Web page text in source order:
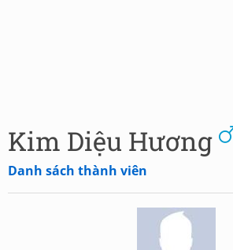
Kim Diệu Hương
Danh sách thành viên